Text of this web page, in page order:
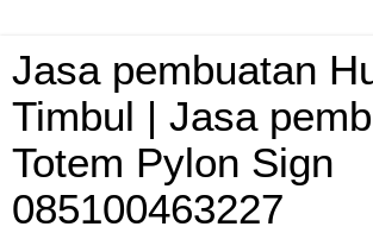
Jasa pembuatan
Timbul | Jasa
Totem Pylon Sign
085100463227